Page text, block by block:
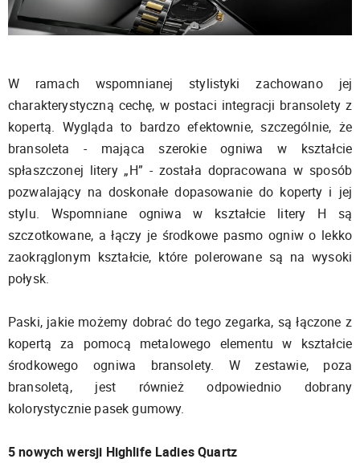
W ramach wspomnianej stylistyki zachowano jej
charakterystyczną cechę, w postaci integracji bransolety z
kopertą. Wygląda to bardzo efektownie, szczególnie, że
bransoleta - mająca szerokie ogniwa w kształcie
spłaszczonej litery „H” - została dopracowana w sposób
pozwalający na doskonałe dopasowanie do koperty i jej
stylu. Wspomniane ogniwa w kształcie litery H są
szczotkowane, a łączy je środkowe pasmo ogniw o lekko
zaokrąglonym kształcie, które polerowane są na wysoki
połysk.
Paski, jakie możemy dobrać do tego zegarka, są łączone z
kopertą za pomocą metalowego elementu w kształcie
środkowego ogniwa bransolety. W zestawie, poza
bransoletą, jest również odpowiednio dobrany
kolorystycznie pasek gumowy.
5 nowych wersji Highlife Ladies Quartz